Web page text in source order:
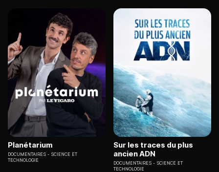
Planétarium
DOCUMENTAIRES
SCIENCE ET
TECHNOLOGIE
Sur les traces du plus
ancien ADN
DOCUMENTAIRES
SCIENCE ET
TECHNOLOGIE